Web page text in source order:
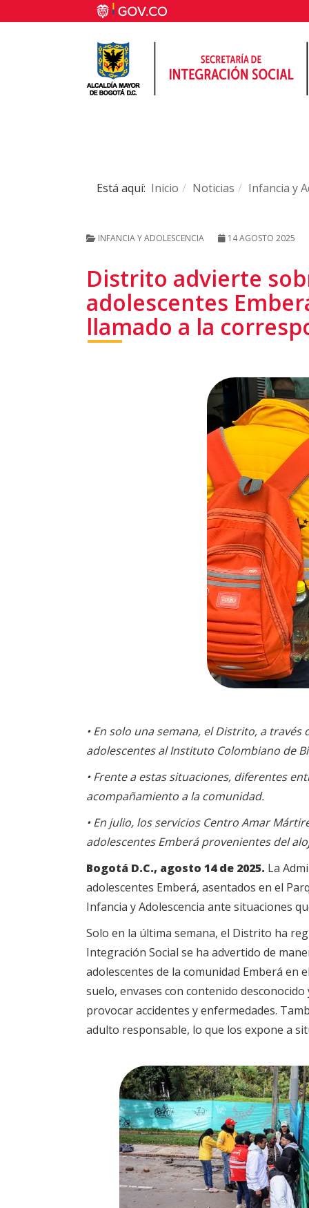
Está aquí: Inicio Noticias Infancia y
INFANCIA Y ADOLESCENCIA 14 AGOSTO 2025
Distrito advierte
adolescentes
llamado a la
•En solo una semana, el Distrito, a
adolescentes al Instituto Colombiano de
• Frente a estas situaciones, diferentes
acompañamiento a la comunidad.
• En julio, los servicios Centro Amar
adolescentes Emberá provenientes del
Bogotá D.C., agosto 14 de 2025. La
adolescentes Emberá, asentados en el
Infancia y Adolescencia ante situaciones
Solo en la última semana, el Distrito ha
Integración Social se ha advertido de
adolescentes de la comunidad Emberá en
suelo, envases con contenido
provocar accidentes y enfermedades.
adulto responsable, lo que los expone a